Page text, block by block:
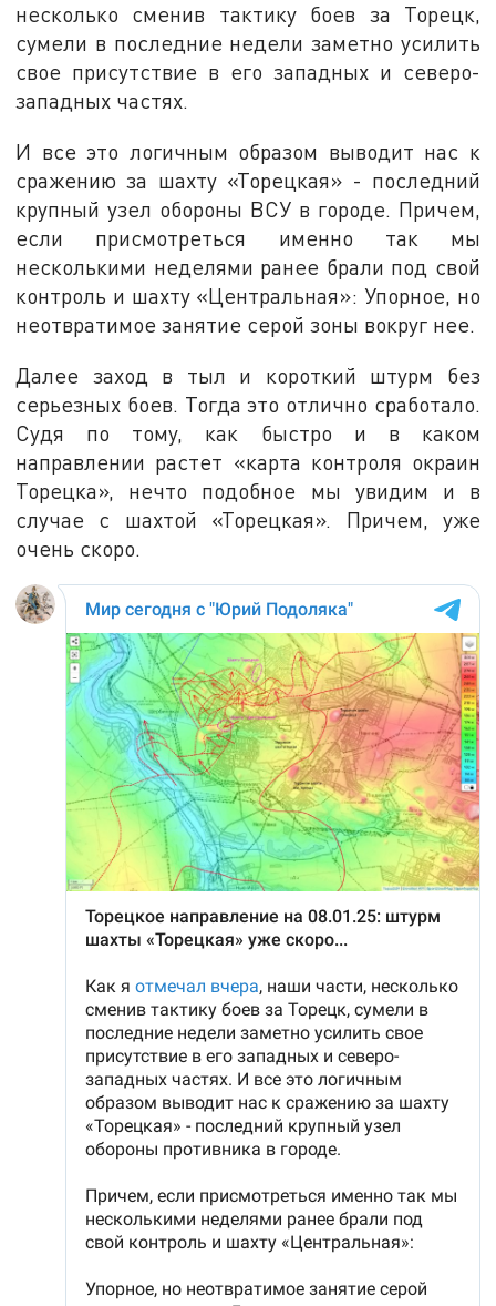
несколько сменив тактику боев за Торецк,
сумели в последние недели заметно усилить
свое присутствие в его западных и северо-
западных частях.
И все это логичным образом выводит нас к
сражению за шахту «Торецкая» - последний
крупный узел обороны ВСУ в городе. Причем,
если присмотреться именно так мы
несколькими неделями ранее брали под свой
контроль и шахту «Центральная»: Упорное, но
неотвратимое занятие серой зоны вокруг нее.
Далее заход в тыл и короткий штурм без
серьезных боев. Тогда это отлично сработало.
Судя по тому, как быстро и в каком
направлении растет «карта контроля окраин
Торецка», нечто подобное мы увидим и в
случае с шахтой «Торецкая». Причем, уже
очень скоро.